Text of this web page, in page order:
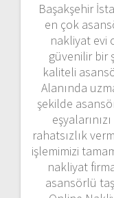
Başakşehir
en çok
nakliyat evi
güvenilir bir
kaliteli
Alanında
şekilde
rahatsızlık
işlemimizi
nakliyat
asansörlü